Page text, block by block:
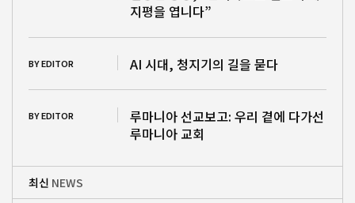
지평을 엽니다”
BY EDITOR AI 시대, 청지기의 길을 묻다
BY EDITOR
루마니아 선교보고: 우리 곁에 다가선
루마니아 교회
최신 NEWS